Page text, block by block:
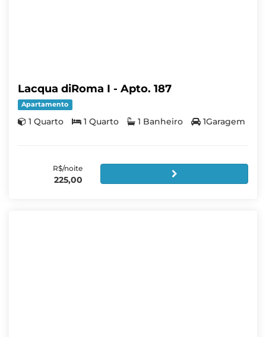
Lacqua diRoma I - Apto. 187
Apartamento
1 Quarto 1 Quarto 1 Banheiro 1Garagem
R$/noite
225,00